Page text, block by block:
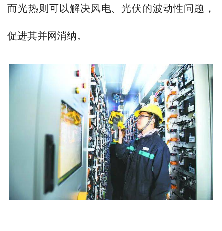
而光热则可以解决风电、光伏的波动性问题，
促进其并网消纳。